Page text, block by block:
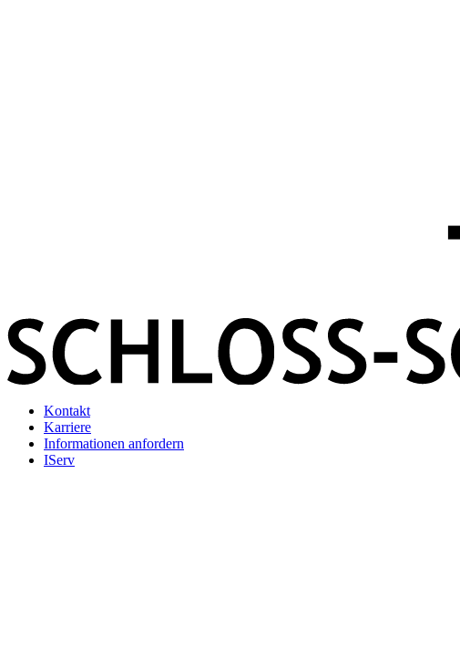
Kontakt
Karriere
Informationen anfordern
IServ